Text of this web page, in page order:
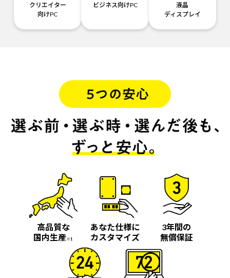
クリエイター
向けPC
ビジネス向けPC
液晶
ディスプレイ
高品質な
国内生産※1
あなた仕様に
カスタマイズ
3年間の
無償保証